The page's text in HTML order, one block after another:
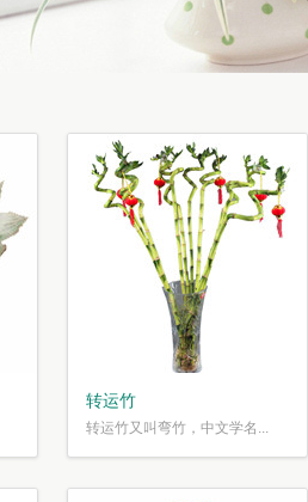
转运竹
转运竹又叫弯竹，中文学名...